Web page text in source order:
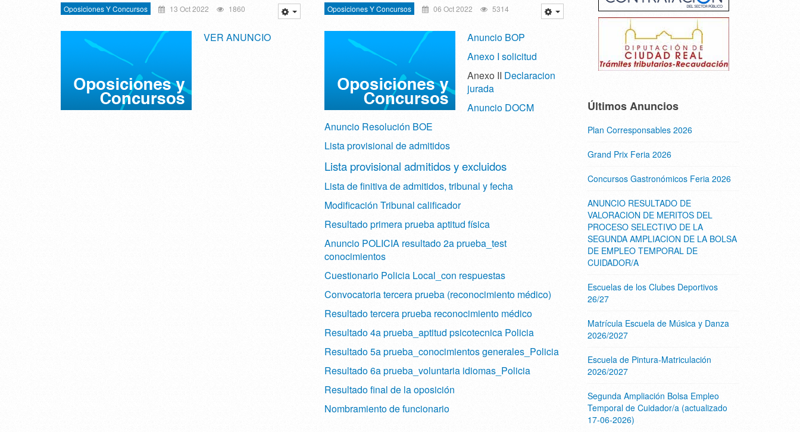
Oposiciones Y Concursos 13 Oct 2022 1860
VER ANUNCIO
Oposiciones Y Concursos 06 Oct 2022 5314
Anuncio BOP
Anexo I solicitud
Anexo II Declaracion
jurada
Anuncio DOCM
Anuncio Resolución BOE
Lista provisional de admitidos
Lista provisional admitidos y excluidos
Lista de finitiva de admitidos, tribunal y fecha
Modificación Tribunal calificador
Resultado primera prueba aptitud física
Anuncio POLICIA resultado 2a prueba_test
conocimientos
Cuestionario Policia Local_con respuestas
Convocatoria tercera prueba (reconocimiento médico)
Resultado tercera prueba reconocimiento médico
Resultado 4a prueba_aptitud psicotecnica Policia
Resultado 5a prueba_conocimientos generales_Policia
Resultado 6a prueba_voluntaria idiomas_Policia
Resultado final de la oposición
Nombramiento de funcionario
Últimos Anuncios
Plan Corresponsables 2026
Grand Prix Feria 2026
Concursos Gastronómicos Feria 2026
ANUNCIO RESULTADO DE
VALORACION DE MERITOS DEL
PROCESO SELECTIVO DE LA
SEGUNDA AMPLIACION DE LA BOLSA
DE EMPLEO TEMPORAL DE
CUIDADOR/A
Escuelas de los Clubes Deportivos
26/27
Matrícula Escuela de Música y Danza
2026/2027
Escuela de Pintura-Matriculación
2026/2027
Segunda Ampliación Bolsa Empleo
Temporal de Cuidador/a (actualizado
17-06-2026)